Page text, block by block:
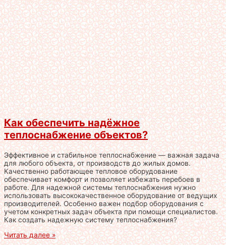
Как обеспечить надёжное
теплоснабжение объектов?
Эффективное и стабильное теплоснабжение — важная задача
для любого объекта, от производств до жилых домов.
Качественно работающее тепловое оборудование
обеспечивает комфорт и позволяет избежать перебоев в
работе. Для надежной системы теплоснабжения нужно
использовать высококачественное оборудование от ведущих
производителей. Особенно важен подбор оборудования с
учетом конкретных задач объекта при помощи специалистов.
Как создать надежную систему теплоснабжения?
Читать далее »